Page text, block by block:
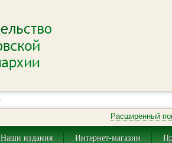
Расширенный
Наши издания Интернет-магазин